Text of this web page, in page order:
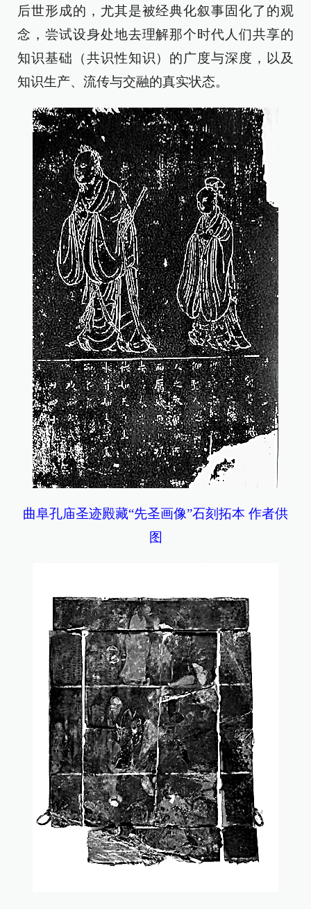
后世形成的，尤其是被经典化叙事固化了的观
念，尝试设身处地去理解那个时代人们共享的
知识基础（共识性知识）的广度与深度，以及
知识生产、流传与交融的真实状态。
曲阜孔庙圣迹殿藏“先圣画像”石刻拓本 作者供
图